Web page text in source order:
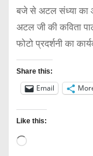
बजे से अटल संध्या का
अटल जी की कविता
फोटो प्रदर्शनी का
Share this:
Email
Like this:
L